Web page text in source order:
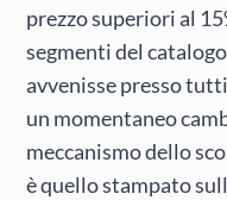
prezzo superiori al
segmenti del
avvenisse presso
un momentaneo
meccanismo dello
è quello stampato